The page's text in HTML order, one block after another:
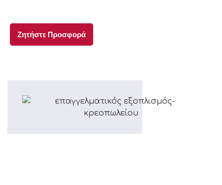
Ζητήστε Προσφορά